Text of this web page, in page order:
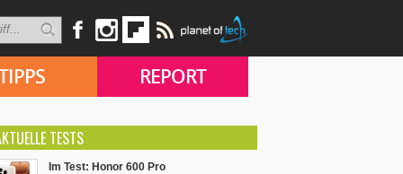
REPORT
TESTS
Im Test: Honor 600 Pro